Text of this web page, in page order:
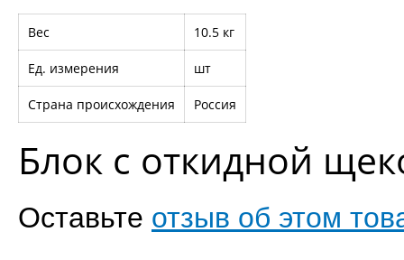
Вес 10.5 кг
Ед. измерения шт
Страна происхождения Россия
Блок с откидной
Оставьте отзыв об этом